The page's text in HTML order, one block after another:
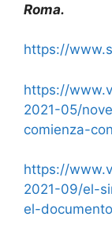
Roma.
https://
https://
2021-05/
comienza-
https://
2021-09/el-
el-